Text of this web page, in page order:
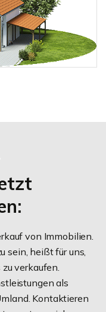
von Immobilien.
sein, heißt für uns,
verkaufen.
als
Kontaktieren